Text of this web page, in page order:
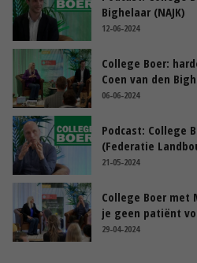
Bighelaar (NAJK)
12-06-2024
College Boer:
Coen van den
06-06-2024
Podcast: College
(Federatie
21-05-2024
College Boer met
je geen patiënt
29-04-2024